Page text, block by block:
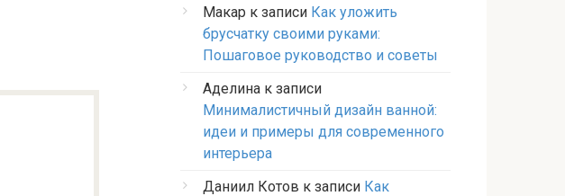
Макар к записи Как уложить
брусчатку своими руками:
Пошаговое руководство и советы
Аделина к записи
Минималистичный дизайн ванной:
идеи и примеры для современного
интерьера
Даниил Котов к записи Как